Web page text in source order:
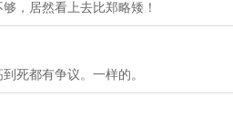
，居然看上去比郑略矮！
死都有争议。一样的。